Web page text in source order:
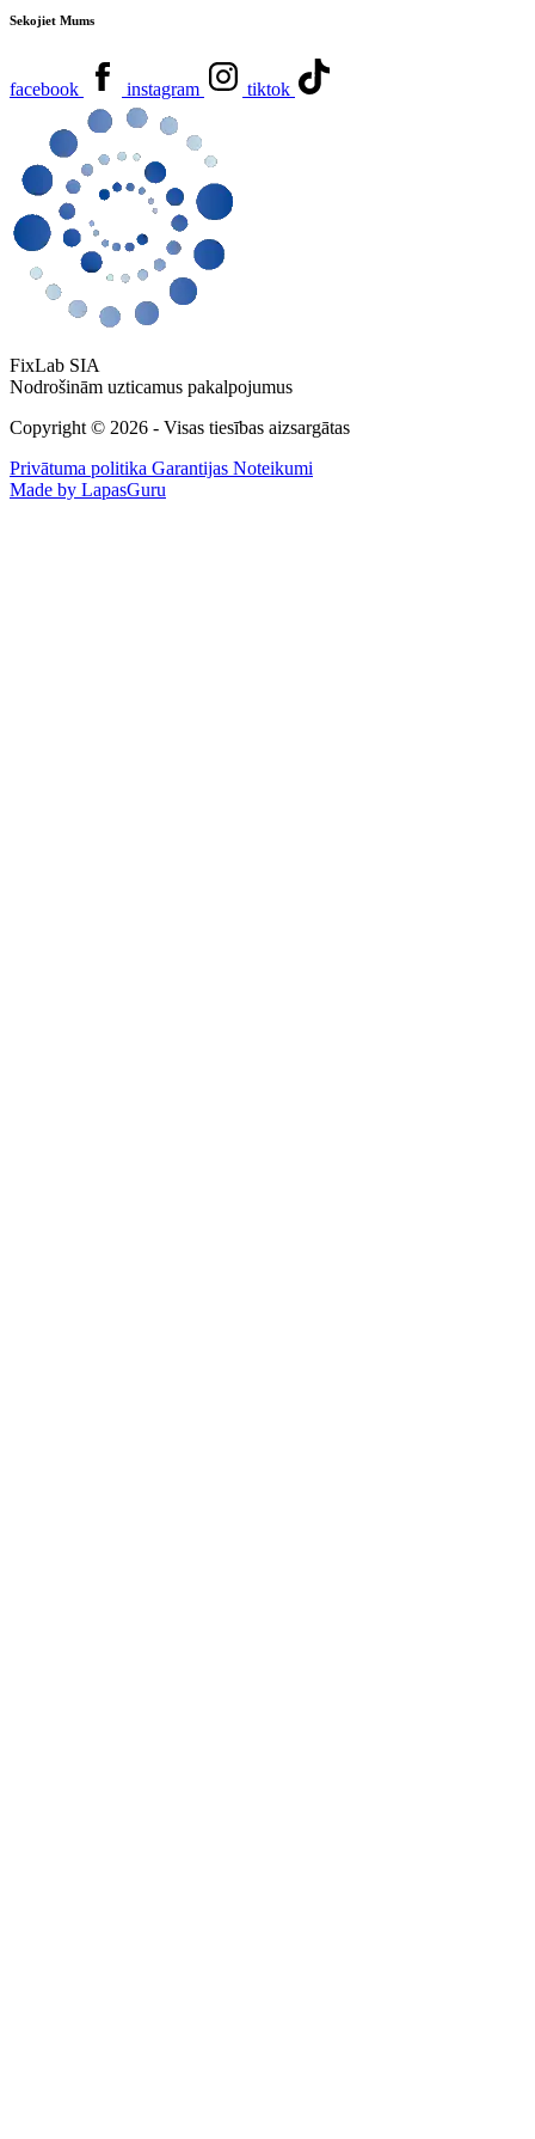
Sekojiet Mums
facebook instagram tiktok
FixLab SIA
Nodrošinām uzticamus pakalpojumus
Copyright © 2026 - Visas tiesības aizsargātas
Privātuma politika Garantijas Noteikumi
Made by LapasGuru